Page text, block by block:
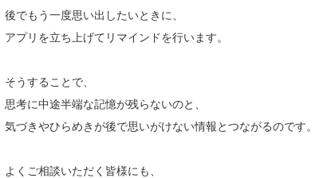
後でもう一度思い出したいときに、
アプリを立ち上げてリマインドを行います。
そうすることで、
思考に中途半端な記憶が残らないのと、
気づきやひらめきが後で思いがけない情報とつながるのです。
よくご相談いただく皆様にも、